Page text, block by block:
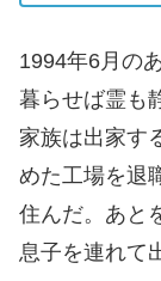
1994年6月の
暮らせば霊も
家族は出家す
めた工場を退
住んだ。あと
息子を連れて